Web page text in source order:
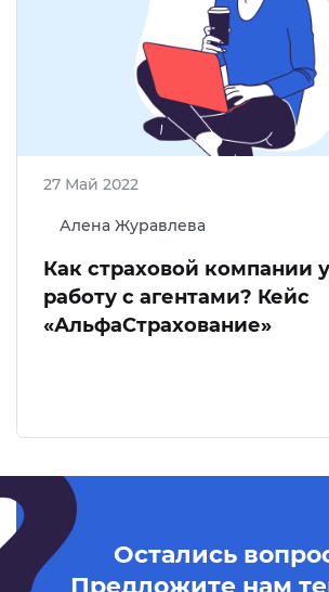
Алена Журавлева
27 Май 2022
Как страховой компании
работу с агентами? Кейс
«АльфаСтрахование»
Остались
Предложите нам